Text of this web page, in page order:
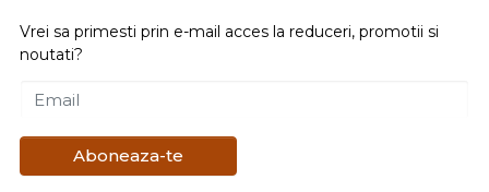
Vrei sa primesti prin e-mail acces la reduceri, promotii si
noutati?
Email
Aboneaza-te